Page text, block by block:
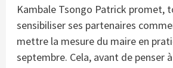
Kambale Tsongo Patrick promet,
sensibiliser ses partenaires
mettre la mesure du maire en
septembre. Cela, avant de penser